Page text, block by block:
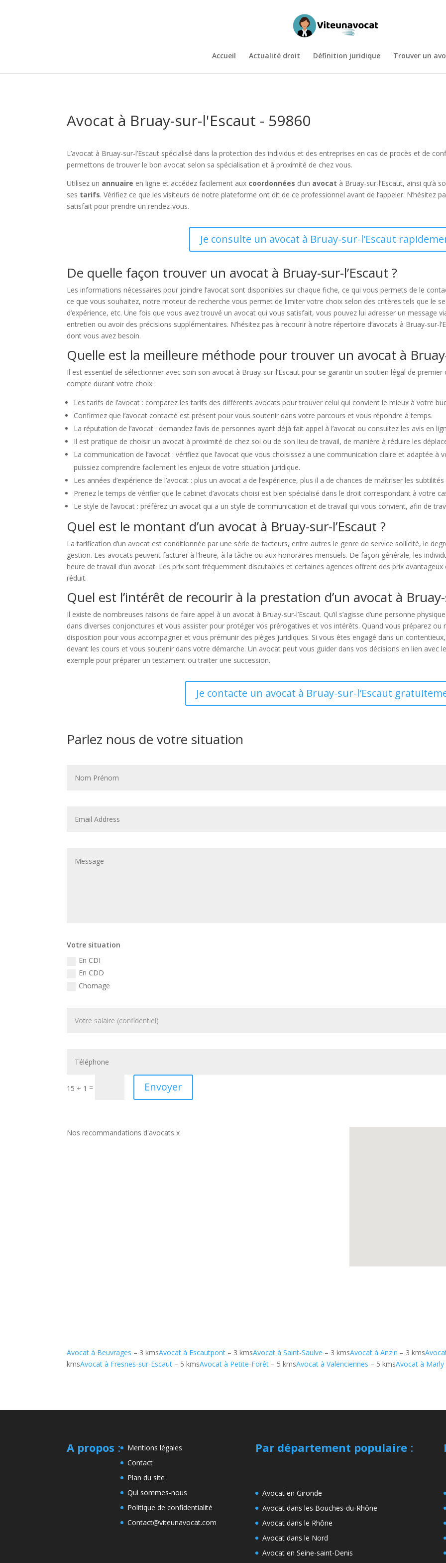
Accueil Actualité droit Définition juridique Trouver un
Avocat à Bruay-sur-l'Escaut - 59860
L’avocat à Bruay-sur-l’Escaut spécialisé dans la protection des individus et des entreprises en cas de procès et de
permettons de trouver le bon avocat selon sa spécialisation et à proximité de chez vous.
Utilisez un annuaire en ligne et accédez facilement aux coordonnées d’un avocat à Bruay-sur-l’Escaut, ainsi qu’à
ses tarifs. Vérifiez ce que les visiteurs de notre plateforme ont dit de ce professionnel avant de l’appeler. N’hésitez
satisfait pour prendre un rendez-vous.
Je consulte un avocat à Bruay-sur-l'Escaut
De quelle façon trouver un avocat à Bruay-sur-l’Escaut ?
Les informations nécessaires pour joindre l’avocat sont disponibles sur chaque fiche, ce qui vous permets de le
ce que vous souhaitez, notre moteur de recherche vous permet de limiter votre choix selon des critères tels que le
d’expérience, etc. Une fois que vous avez trouvé un avocat qui vous satisfait, vous pouvez lui adresser un message
entretien ou avoir des précisions supplémentaires. N’hésitez pas à recourir à notre répertoire d’avocats à Bruay-sur-
dont vous avez besoin.
Quelle est la meilleure méthode pour trouver un avocat à
Il est essentiel de sélectionner avec soin son avocat à Bruay-sur-l’Escaut pour se garantir un soutien légal de
compte durant votre choix :
Les tarifs de l’avocat : comparez les tarifs des différents avocats pour trouver celui qui convient le mieux à votre
Confirmez que l’avocat contacté est présent pour vous soutenir dans votre parcours et vous répondre à temps.
La réputation de l’avocat : demandez l’avis de personnes ayant déjà fait appel à l’avocat ou consultez les avis en
Il est pratique de choisir un avocat à proximité de chez soi ou de son lieu de travail, de manière à réduire les
La communication de l’avocat : vérifiez que l’avocat que vous choisissez a une communication claire et adaptée à
puissiez comprendre facilement les enjeux de votre situation juridique.
Les années d’expérience de l’avocat : plus un avocat a de l’expérience, plus il a de chances de maîtriser les
Prenez le temps de vérifier que le cabinet d’avocats choisi est bien spécialisé dans le droit correspondant à votre
Le style de l’avocat : préférez un avocat qui a un style de communication et de travail qui vous convient, afin de
Quel est le montant d’un avocat à Bruay-sur-l’Escaut ?
La tarification d’un avocat est conditionnée par une série de facteurs, entre autres le genre de service sollicité, le
gestion. Les avocats peuvent facturer à l’heure, à la tâche ou aux honoraires mensuels. De façon générale, les
heure de travail d’un avocat. Les prix sont fréquemment discutables et certaines agences offrent des prix
réduit.
Quel est l’intérêt de recourir à la prestation d’un avocat à Bruay-
Il existe de nombreuses raisons de faire appel à un avocat à Bruay-sur-l’Escaut. Qu’il s’agisse d’une personne
dans diverses conjonctures et vous assister pour protéger vos prérogatives et vos intérêts. Quand vous préparez
disposition pour vous accompagner et vous prémunir des pièges juridiques. Si vous êtes engagé dans un
devant les cours et vous soutenir dans votre démarche. Un avocat peut vous guider dans vos décisions en lien avec
exemple pour préparer un testament ou traiter une succession.
Je contacte un avocat à Bruay-sur-l'Escaut
Parlez nous de votre situation
Votre situation
En CDI
En CDD
Chomage
15 + 1 = Envoyer
Nos recommandations d'avocats x
Avocat à Beuvrages – 3 kmsAvocat à Escautpont – 3 kmsAvocat à Saint-Saulve – 3 kmsAvocat à Anzin – 3 kms
kmsAvocat à Fresnes-sur-Escaut – 5 kmsAvocat à Petite-Forêt – 5 kmsAvocat à Valenciennes – 5 kmsAvocat à Marly
A propos :
Mentions légales
Contact
Plan du site
Qui sommes-nous
Politique de confidentialité
Contact@viteunavocat.com
Par département populaire:
Avocat en Gironde
Avocat dans les Bouches-du-Rhône
Avocat dans le Rhône
Avocat dans le Nord
Avocat en Seine-saint-Denis